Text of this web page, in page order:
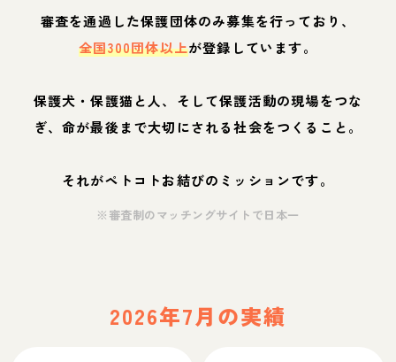
審査を通過した保護団体のみ募集を行っており、
全国300団体以上が登録しています。
保護犬・保護猫と人、そして保護活動の現場をつな
ぎ、命が最後まで大切にされる社会をつくること。
それがペトコトお結びのミッションです。
※審査制のマッチングサイトで日本一
2026年7月の実績